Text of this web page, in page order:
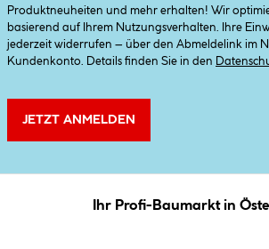
Produktneuheiten und mehr erhalten! Wir
basierend auf Ihrem Nutzungsverhalten. Ihre
jederzeit widerrufen – über den Abmeldelink im
Kundenkonto. Details finden Sie in den
JETZT ANMELDEN
Ihr Profi-Baumarkt in